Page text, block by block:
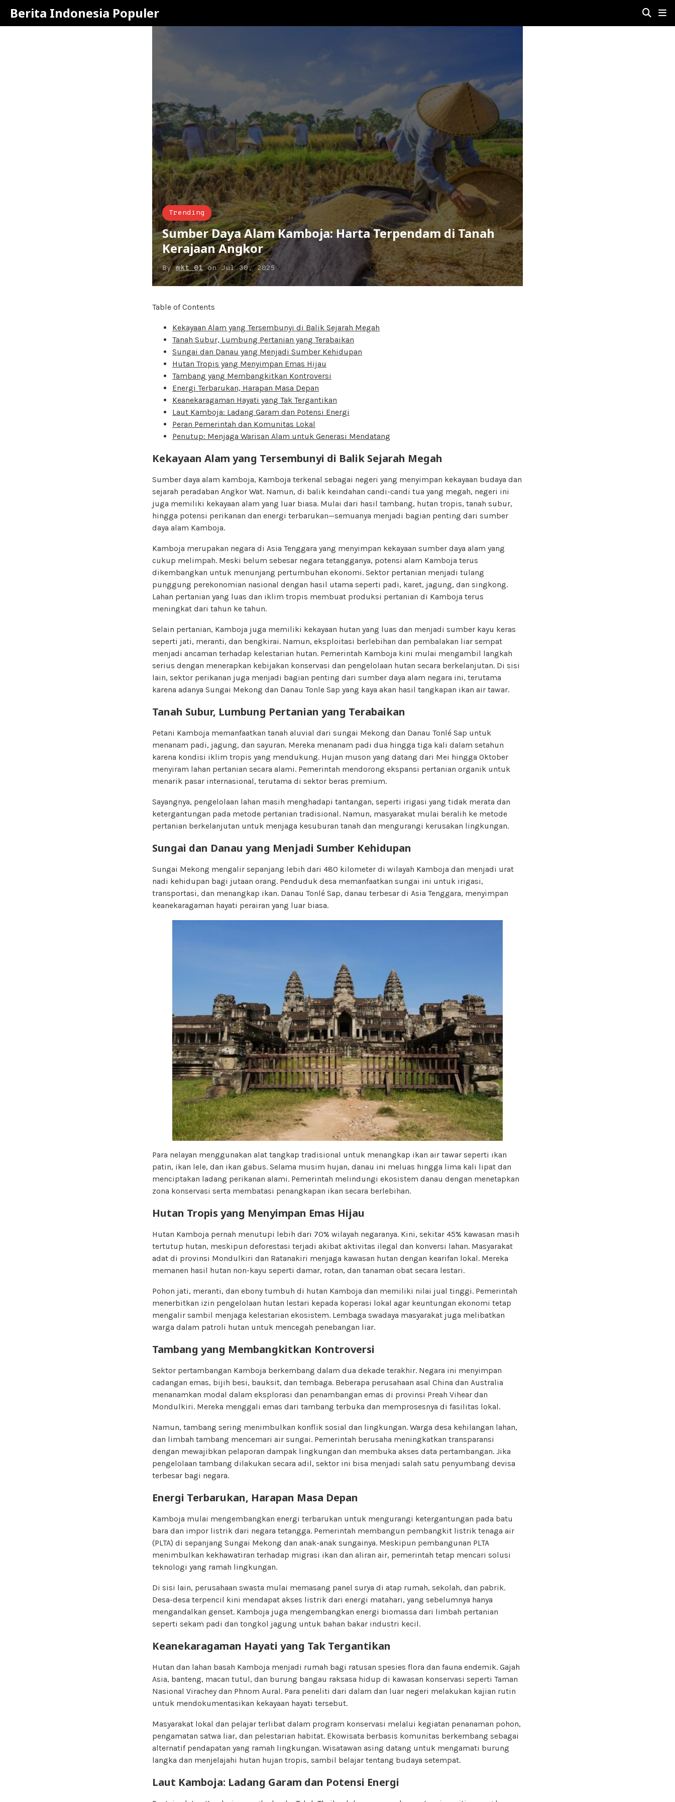
Berita Indonesia Populer
Trending
Sumber Daya Alam Kamboja: Harta Terpendam di Tanah
Kerajaan Angkor
Bymkt 01onJul 30, 2025
Table of Contents
Kekayaan Alam yang Tersembunyi di Balik Sejarah Megah
Tanah Subur, Lumbung Pertanian yang Terabaikan
Sungai dan Danau yang Menjadi Sumber Kehidupan
Hutan Tropis yang Menyimpan Emas Hijau
Tambang yang Membangkitkan Kontroversi
Energi Terbarukan, Harapan Masa Depan
Keanekaragaman Hayati yang Tak Tergantikan
Laut Kamboja: Ladang Garam dan Potensi Energi
Peran Pemerintah dan Komunitas Lokal
Penutup: Menjaga Warisan Alam untuk Generasi Mendatang
Kekayaan Alam yang Tersembunyi di Balik Sejarah Megah
Sumber daya alam kamboja, Kamboja terkenal sebagai negeri yang menyimpan kekayaan budaya dan
sejarah peradaban Angkor Wat. Namun, di balik keindahan candi-candi tua yang megah, negeri ini
juga memiliki kekayaan alam yang luar biasa. Mulai dari hasil tambang, hutan tropis, tanah subur,
hingga potensi perikanan dan energi terbarukan—semuanya menjadi bagian penting dari sumber
daya alam Kamboja.
Kamboja merupakan negara di Asia Tenggara yang menyimpan kekayaan sumber daya alam yang
cukup melimpah. Meski belum sebesar negara tetangganya, potensi alam Kamboja terus
dikembangkan untuk menunjang pertumbuhan ekonomi. Sektor pertanian menjadi tulang
punggung perekonomian nasional dengan hasil utama seperti padi, karet, jagung, dan singkong.
Lahan pertanian yang luas dan iklim tropis membuat produksi pertanian di Kamboja terus
meningkat dari tahun ke tahun.
Selain pertanian, Kamboja juga memiliki kekayaan hutan yang luas dan menjadi sumber kayu keras
seperti jati, meranti, dan bengkirai. Namun, eksploitasi berlebihan dan pembalakan liar sempat
menjadi ancaman terhadap kelestarian hutan. Pemerintah Kamboja kini mulai mengambil langkah
serius dengan menerapkan kebijakan konservasi dan pengelolaan hutan secara berkelanjutan. Di sisi
lain, sektor perikanan juga menjadi bagian penting dari sumber daya alam negara ini, terutama
karena adanya Sungai Mekong dan Danau Tonle Sap yang kaya akan hasil tangkapan ikan air tawar.
Tanah Subur, Lumbung Pertanian yang Terabaikan
Petani Kamboja memanfaatkan tanah aluvial dari sungai Mekong dan Danau Tonlé Sap untuk
menanam padi, jagung, dan sayuran. Mereka menanam padi dua hingga tiga kali dalam setahun
karena kondisi iklim tropis yang mendukung. Hujan muson yang datang dari Mei hingga Oktober
menyiram lahan pertanian secara alami. Pemerintah mendorong ekspansi pertanian organik untuk
menarik pasar internasional, terutama di sektor beras premium.
Sayangnya, pengelolaan lahan masih menghadapi tantangan, seperti irigasi yang tidak merata dan
ketergantungan pada metode pertanian tradisional. Namun, masyarakat mulai beralih ke metode
pertanian berkelanjutan untuk menjaga kesuburan tanah dan mengurangi kerusakan lingkungan.
Sungai dan Danau yang Menjadi Sumber Kehidupan
Sungai Mekong mengalir sepanjang lebih dari 480 kilometer di wilayah Kamboja dan menjadi urat
nadi kehidupan bagi jutaan orang. Penduduk desa memanfaatkan sungai ini untuk irigasi,
transportasi, dan menangkap ikan. Danau Tonlé Sap, danau terbesar di Asia Tenggara, menyimpan
keanekaragaman hayati perairan yang luar biasa.
Para nelayan menggunakan alat tangkap tradisional untuk menangkap ikan air tawar seperti ikan
patin, ikan lele, dan ikan gabus. Selama musim hujan, danau ini meluas hingga lima kali lipat dan
menciptakan ladang perikanan alami. Pemerintah melindungi ekosistem danau dengan menetapkan
zona konservasi serta membatasi penangkapan ikan secara berlebihan.
Hutan Tropis yang Menyimpan Emas Hijau
Hutan Kamboja pernah menutupi lebih dari 70% wilayah negaranya. Kini, sekitar 45% kawasan masih
tertutup hutan, meskipun deforestasi terjadi akibat aktivitas ilegal dan konversi lahan. Masyarakat
adat di provinsi Mondulkiri dan Ratanakiri menjaga kawasan hutan dengan kearifan lokal. Mereka
memanen hasil hutan non-kayu seperti damar, rotan, dan tanaman obat secara lestari.
Pohon jati, meranti, dan ebony tumbuh di hutan Kamboja dan memiliki nilai jual tinggi. Pemerintah
menerbitkan izin pengelolaan hutan lestari kepada koperasi lokal agar keuntungan ekonomi tetap
mengalir sambil menjaga kelestarian ekosistem. Lembaga swadaya masyarakat juga melibatkan
warga dalam patroli hutan untuk mencegah penebangan liar.
Tambang yang Membangkitkan Kontroversi
Sektor pertambangan Kamboja berkembang dalam dua dekade terakhir. Negara ini menyimpan
cadangan emas, bijih besi, bauksit, dan tembaga. Beberapa perusahaan asal China dan Australia
menanamkan modal dalam eksplorasi dan penambangan emas di provinsi Preah Vihear dan
Mondulkiri. Mereka menggali emas dari tambang terbuka dan memprosesnya di fasilitas lokal.
Namun, tambang sering menimbulkan konflik sosial dan lingkungan. Warga desa kehilangan lahan,
dan limbah tambang mencemari air sungai. Pemerintah berusaha meningkatkan transparansi
dengan mewajibkan pelaporan dampak lingkungan dan membuka akses data pertambangan. Jika
pengelolaan tambang dilakukan secara adil, sektor ini bisa menjadi salah satu penyumbang devisa
terbesar bagi negara.
Energi Terbarukan, Harapan Masa Depan
Kamboja mulai mengembangkan energi terbarukan untuk mengurangi ketergantungan pada batu
bara dan impor listrik dari negara tetangga. Pemerintah membangun pembangkit listrik tenaga air
(PLTA) di sepanjang Sungai Mekong dan anak-anak sungainya. Meskipun pembangunan PLTA
menimbulkan kekhawatiran terhadap migrasi ikan dan aliran air, pemerintah tetap mencari solusi
teknologi yang ramah lingkungan.
Di sisi lain, perusahaan swasta mulai memasang panel surya di atap rumah, sekolah, dan pabrik.
Desa-desa terpencil kini mendapat akses listrik dari energi matahari, yang sebelumnya hanya
mengandalkan genset. Kamboja juga mengembangkan energi biomassa dari limbah pertanian
seperti sekam padi dan tongkol jagung untuk bahan bakar industri kecil.
Keanekaragaman Hayati yang Tak Tergantikan
Hutan dan lahan basah Kamboja menjadi rumah bagi ratusan spesies flora dan fauna endemik. Gajah
Asia, banteng, macan tutul, dan burung bangau raksasa hidup di kawasan konservasi seperti Taman
Nasional Virachey dan Phnom Aural. Para peneliti dari dalam dan luar negeri melakukan kajian rutin
untuk mendokumentasikan kekayaan hayati tersebut.
Masyarakat lokal dan pelajar terlibat dalam program konservasi melalui kegiatan penanaman pohon,
pengamatan satwa liar, dan pelestarian habitat. Ekowisata berbasis komunitas berkembang sebagai
alternatif pendapatan yang ramah lingkungan. Wisatawan asing datang untuk mengamati burung
langka dan menjelajahi hutan hujan tropis, sambil belajar tentang budaya setempat.
Laut Kamboja: Ladang Garam dan Potensi Energi